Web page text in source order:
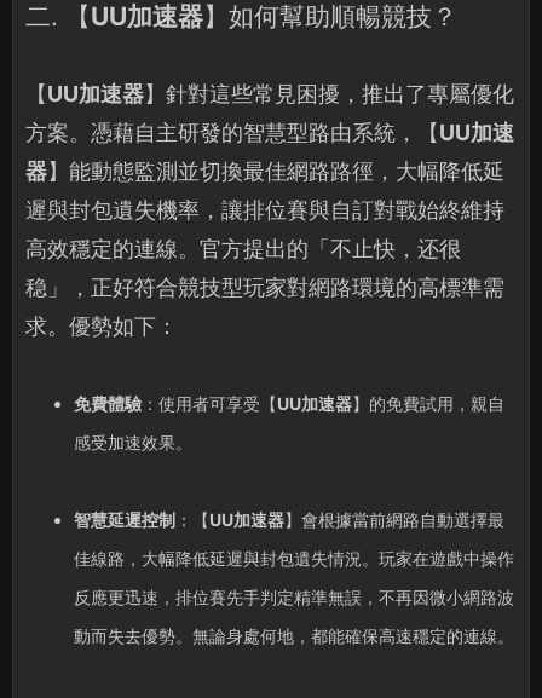
二. 【UU加速器】如何幫助順暢競技？
【UU加速器】針對這些常見困擾，推出了專屬優化
方案。憑藉自主研發的智慧型路由系統，【UU加速
器】能動態監測並切換最佳網路路徑，大幅降低延
遲與封包遺失機率，讓排位賽與自訂對戰始終維持
高效穩定的連線。官方提出的「不止快，还很
稳」，正好符合競技型玩家對網路環境的高標準需
求。優勢如下：
免費體驗：使用者可享受【UU加速器】的免費試用，親自
感受加速效果。
智慧延遲控制 ：【UU加速器】會根據當前網路自動選擇最
佳線路，大幅降低延遲與封包遺失情況。玩家在遊戲中操作
反應更迅速，排位賽先手判定精準無誤，不再因微小網路波
動而失去優勢。無論身處何地，都能確保高速穩定的連線。